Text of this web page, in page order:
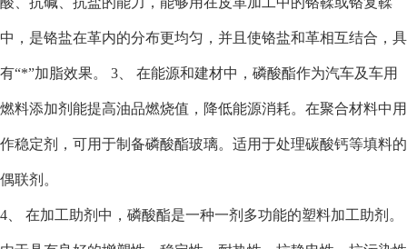
中，是铬盐在革内的分布更均匀，并且使铬盐和革相互结合，具
有“*”加脂效果。 3、 在能源和建材中，磷酸酯作为汽车及车用
燃料添加剂能提高油品燃烧值，降低能源消耗。在聚合材料中用
作稳定剂，可用于制备磷酸酯玻璃。适用于处理碳酸钙等填料的
偶联剂。
4、 在加工助剂中，磷酸酯是一种一剂多功能的塑料加工助剂。